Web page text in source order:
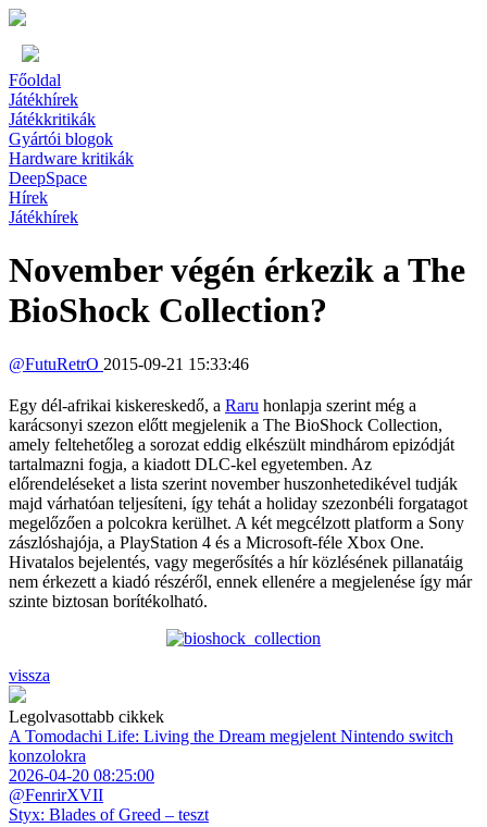
Főoldal
Játékhírek
Játékkritikák
Gyártói blogok
Hardware kritikák
DeepSpace
Hírek
Játékhírek
November végén érkezik a The
BioShock Collection?
@FutuRetrO 2015-09-21 15:33:46
Egy dél-afrikai kiskereskedő, a Raru honlapja szerint még a
karácsonyi szezon előtt megjelenik a The BioShock Collection,
amely feltehetőleg a sorozat eddig elkészült mindhárom epizódját
tartalmazni fogja, a kiadott DLC-kel egyetemben. Az
előrendeléseket a lista szerint november huszonhetedikével tudják
majd várhatóan teljesíteni, így tehát a holiday szezonbéli forgatagot
megelőzően a polcokra kerülhet. A két megcélzott platform a Sony
zászlóshajója, a PlayStation 4 és a Microsoft-féle Xbox One.
Hivatalos bejelentés, vagy megerősítés a hír közlésének pillanatáig
nem érkezett a kiadó részéről, ennek ellenére a megjelenése így már
szinte biztosan borítékolható.
vissza
Legolvasottabb cikkek
A Tomodachi Life: Living the Dream megjelent Nintendo switch
konzolokra
2026-04-20 08:25:00
@FenrirXVII
Styx: Blades of Greed – teszt